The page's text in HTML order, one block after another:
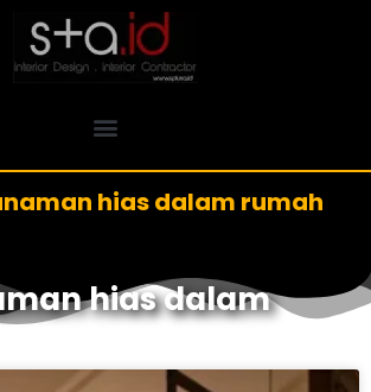
hias dalam rumah
hias dalam